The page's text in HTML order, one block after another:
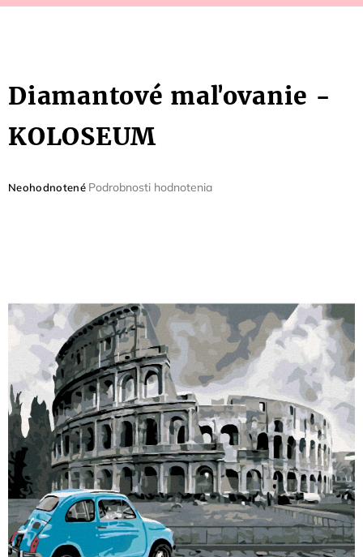
Diamantové maľovanie -
KOLOSEUM
Priemerné
Neohodnotené Podrobnosti hodnotenia